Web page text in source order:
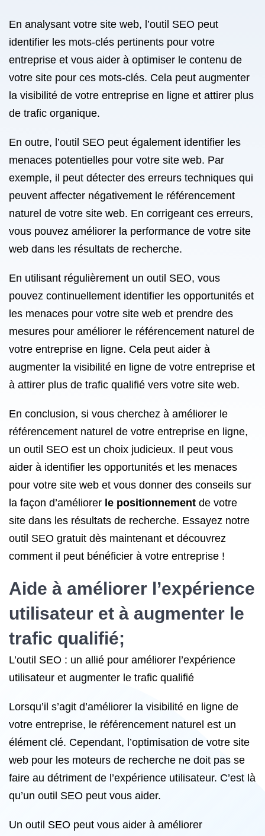
En analysant votre site web, l’outil SEO peut
identifier les mots-clés pertinents pour votre
entreprise et vous aider à optimiser le contenu de
votre site pour ces mots-clés. Cela peut augmenter
la visibilité de votre entreprise en ligne et attirer plus
de trafic organique.
En outre, l’outil SEO peut également identifier les
menaces potentielles pour votre site web. Par
exemple, il peut détecter des erreurs techniques qui
peuvent affecter négativement le référencement
naturel de votre site web. En corrigeant ces erreurs,
vous pouvez améliorer la performance de votre site
web dans les résultats de recherche.
En utilisant régulièrement un outil SEO, vous
pouvez continuellement identifier les opportunités et
les menaces pour votre site web et prendre des
mesures pour améliorer le référencement naturel de
votre entreprise en ligne. Cela peut aider à
augmenter la visibilité en ligne de votre entreprise et
à attirer plus de trafic qualifié vers votre site web.
En conclusion, si vous cherchez à améliorer le
référencement naturel de votre entreprise en ligne,
un outil SEO est un choix judicieux. Il peut vous
aider à identifier les opportunités et les menaces
pour votre site web et vous donner des conseils sur
la façon d’améliorer le positionnement de votre
site dans les résultats de recherche. Essayez notre
outil SEO gratuit dès maintenant et découvrez
comment il peut bénéficier à votre entreprise !
Aide à améliorer l’expérience
utilisateur et à augmenter le
trafic qualifié;
L’outil SEO : un allié pour améliorer l’expérience
utilisateur et augmenter le trafic qualifié
Lorsqu’il s’agit d’améliorer la visibilité en ligne de
votre entreprise, le référencement naturel est un
élément clé. Cependant, l’optimisation de votre site
web pour les moteurs de recherche ne doit pas se
faire au détriment de l’expérience utilisateur. C’est là
qu’un outil SEO peut vous aider.
Un outil SEO peut vous aider à améliorer